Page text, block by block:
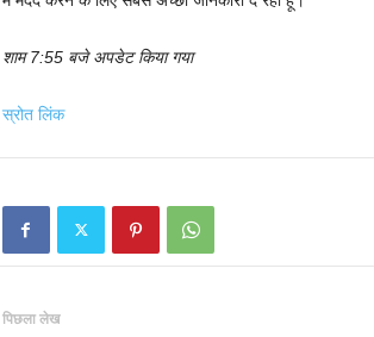
शाम 7:55 बजे अपडेट किया गया
स्रोत लिंक
पिछला लेख